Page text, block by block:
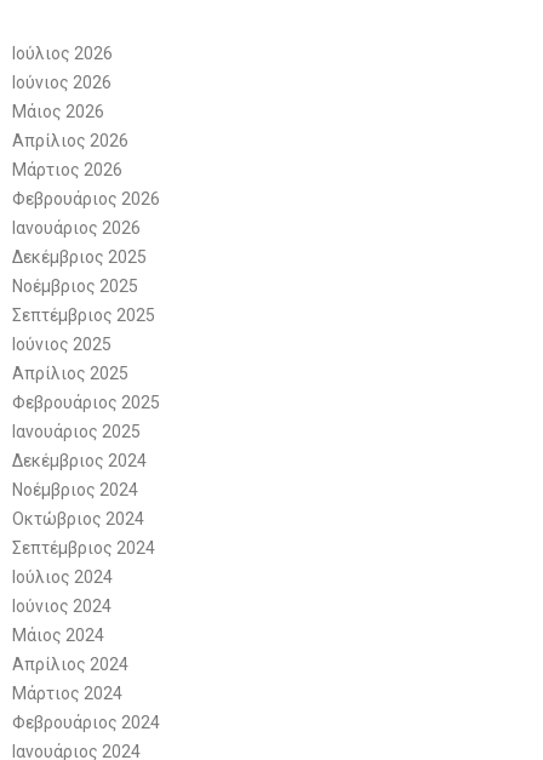
Ιούλιος 2026
Ιούνιος 2026
Μάιος 2026
Απρίλιος 2026
Μάρτιος 2026
Φεβρουάριος 2026
Ιανουάριος 2026
Δεκέμβριος 2025
Νοέμβριος 2025
Σεπτέμβριος 2025
Ιούνιος 2025
Απρίλιος 2025
Φεβρουάριος 2025
Ιανουάριος 2025
Δεκέμβριος 2024
Νοέμβριος 2024
Οκτώβριος 2024
Σεπτέμβριος 2024
Ιούλιος 2024
Ιούνιος 2024
Μάιος 2024
Απρίλιος 2024
Μάρτιος 2024
Φεβρουάριος 2024
Ιανουάριος 2024